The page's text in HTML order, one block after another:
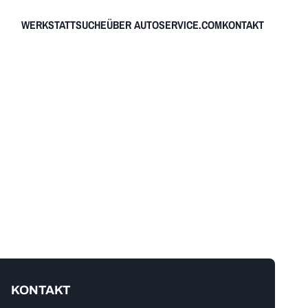
WERKSTATTSUCHEÜBER AUTOSERVICE.COMKONTAKT
KONTAKT